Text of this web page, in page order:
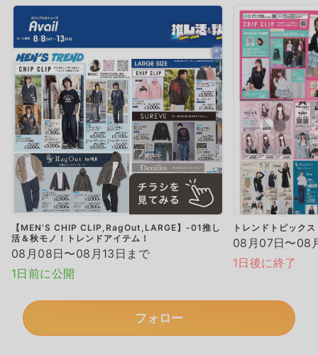
【MEN'S CHIP CLIP,RagOut,LARGE】-01推し
活＆秋モノ！トレンドアイテム！
08月08日〜08月13日まで
1日前に公開
トレンドトピックス
08月07日〜08
1日後に終了
フォロー